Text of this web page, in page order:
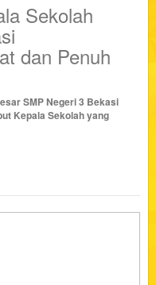
Sekolah
dan Penuh
SMP Negeri 3 Bekasi
Kepala Sekolah yang